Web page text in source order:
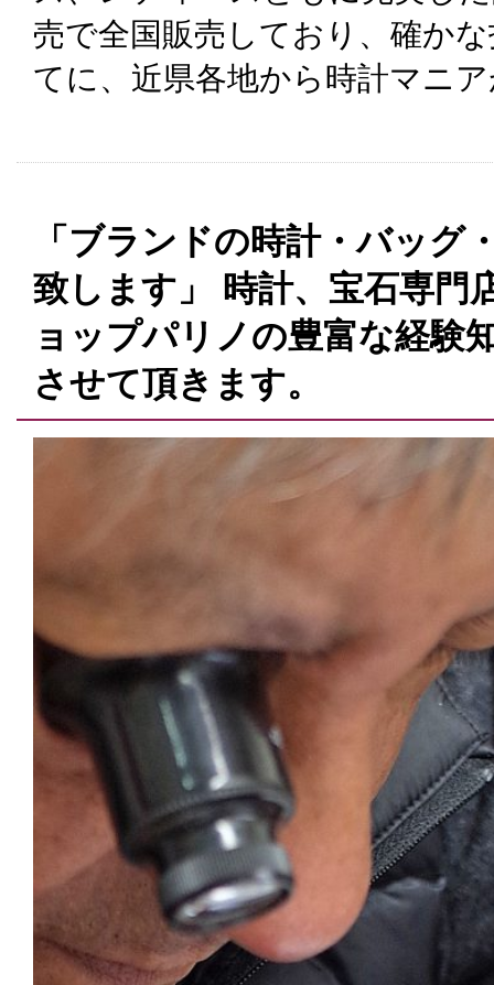
売で全国販売しており、確か
てに、近県各地から時計マニ
「ブランドの時計・バッグ
致します」 時計、宝石専門
ョップパリノの豊富な経験
させて頂きます。